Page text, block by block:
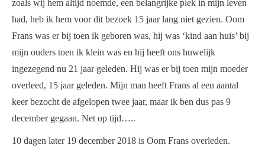
zoals wij hem altijd noemde, een belangrijke plek in mijn leven
had, heb ik hem voor dit bezoek 15 jaar lang niet gezien. Oom
Frans was er bij toen ik geboren was, hij was ‘kind aan huis’ bij
mijn ouders toen ik klein was en hij heeft ons huwelijk
ingezegend nu 21 jaar geleden. Hij was er bij toen mijn moeder
overleed, 15 jaar geleden. Mijn man heeft Frans al een aantal
keer bezocht de afgelopen twee jaar, maar ik ben dus pas 9
december gegaan. Net op tijd…..
10 dagen later 19 december 2018 is Oom Frans overleden.